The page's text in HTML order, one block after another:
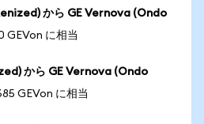
から GE Vernova (Ondo
GEVon に相当
から GE Vernova (Ondo
GEVon に相当